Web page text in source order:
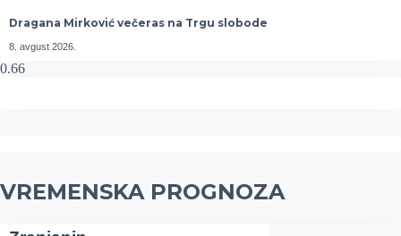
Dragana Mirković večeras na Trgu slobode
8. avgust 2026.
VREMENSKA PROGNOZA